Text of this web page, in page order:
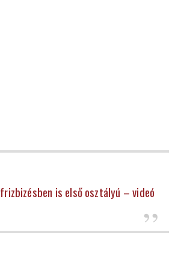
is első osztályú – videó